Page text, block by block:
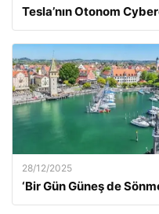
Tesla’nın Otonom
28/12/2025
‘Bir Gün Güneş de